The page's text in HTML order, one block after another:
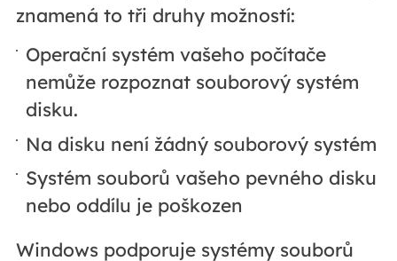
znamená to tři druhy možností:
Operační systém vašeho počítače
nemůže rozpoznat souborový systém
disku.
Na disku není žádný souborový systém
Systém souborů vašeho pevného disku
nebo oddílu je poškozen
Windows podporuje systémy souborů